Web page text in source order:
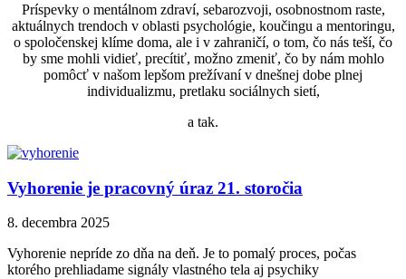
Príspevky o mentálnom zdraví, sebarozvoji, osobnostnom raste,
aktuálnych trendoch v oblasti psychológie, koučingu a mentoringu,
o spoločenskej klíme doma, ale i v zahraničí, o tom, čo nás teší, čo
by sme mohli vidieť, precítiť, možno zmeniť, čo by nám mohlo
pomôcť v našom lepšom prežívaní v dnešnej dobe plnej
individualizmu, pretlaku sociálnych sietí,
a tak.
Vyhorenie je pracovný úraz 21. storočia
8. decembra 2025
Vyhorenie nepríde zo dňa na deň. Je to pomalý proces, počas
ktorého prehliadame signály vlastného tela aj psychiky